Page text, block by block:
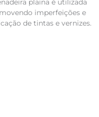
plaina é utilizada
imperfeições e
de tintas e vernizes.